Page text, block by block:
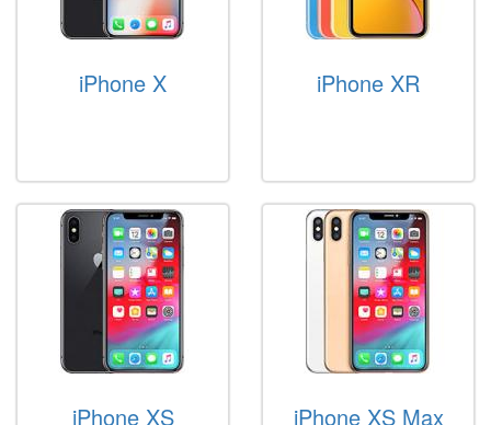
iPhone X iPhone XR
iPhone XS iPhone XS Max